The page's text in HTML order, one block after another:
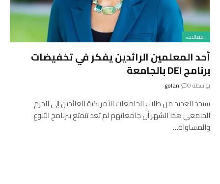
، مقالات،
أحد المعلمين الرائدين يفكر في تخفيضات
برنامج DEI بالجامعة
بواسطة golan 0
سيجد العديد من طلاب الجامعات الأمريكية العائدين إلى الحرم
الجامعي هذا الشهر أن جامعاتهم لم تعد تتمتع ببرنامج التنوع
والمساواة…